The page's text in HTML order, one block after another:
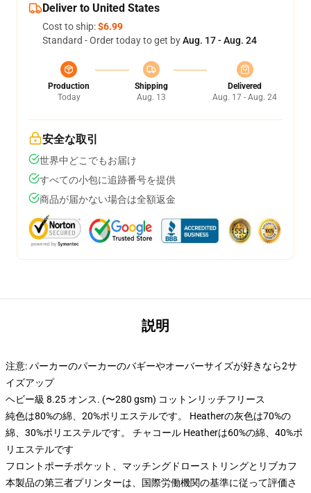
Deliver to United States
Cost to ship:$6.99
Standard - Order today to get byAug. 17 - Aug. 24
Production
Today
Shipping
Aug. 13
Delivered
Aug. 17 - Aug. 24
安全な取引
世界中どこでもお届け
すべての小包に追跡番号を提供
商品が届かない場合は全額返金
説明
注意: パーカーのパーカーのバギーやオーバーサイズが好きなら2サ
イズアップ
ヘビー級 8.25 オンス. (〜280 gsm) コットンリッチフリース
純色は80%の綿、20%ポリエステルです。 Heatherの灰色は70%の
綿、30%ポリエステルです。 チャコール Heatherは60%の綿、40%ポ
リエステルです
フロントポーチポケット、マッチングドローストリングとリブカフ
本製品の第三者プリンターは、国際労働機関の基準に従って評価さ